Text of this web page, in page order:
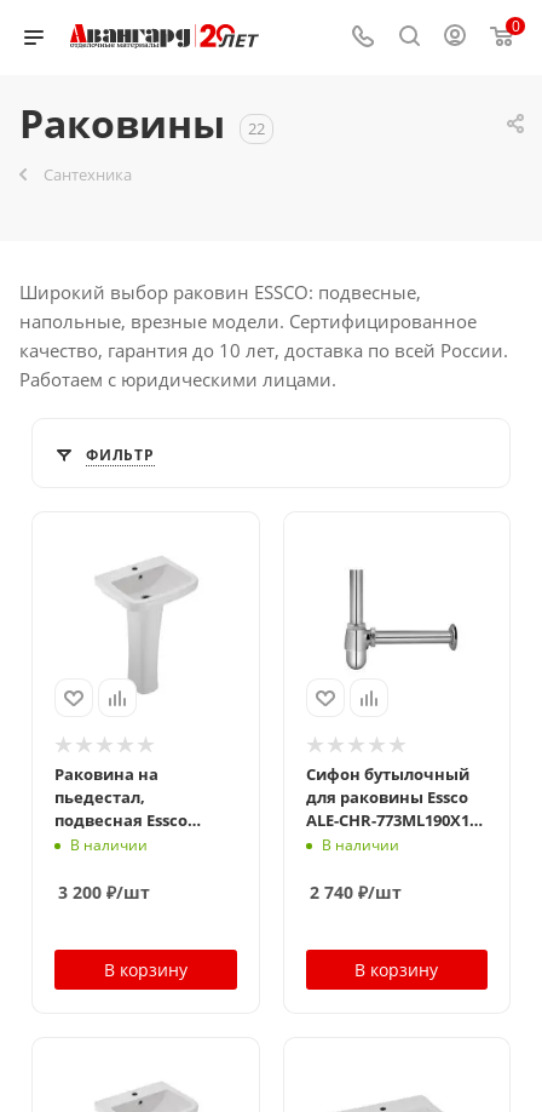
0
Раковины 22
Сантехника
Широкий выбор раковин ESSCO: подвесные,
напольные, врезные модели. Сертифицированное
качество, гарантия до 10 лет, доставка по всей России.
Работаем с юридическими лицами.
ФИЛЬТР
Раковина на
пьедестал,
подвесная Essco
Aspire AIS-WHT-101801
В наличии
3 200 ₽/шт
В корзину
Сифон бутылочный
для раковины Essco
ALE-CHR-773ML190X125
Хром
В наличии
2 740₽/шт
В корзину